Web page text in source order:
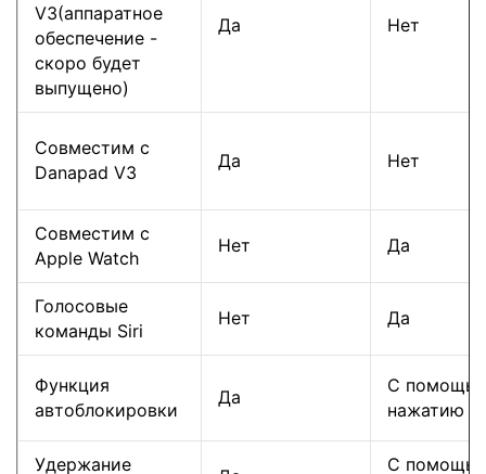
V3(аппаратное
обеспечение -
скоро будет
выпущено)
Да Нет
Совместим с
Danapad V3
Да Нет
Совместим с
Apple Watch
Нет Да
Голосовые
команды Siri
Нет Да
Функция
автоблокировки
Да
С
нажатию
Удержание
С